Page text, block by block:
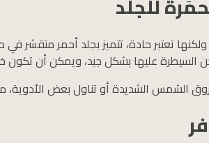
للجلد
ولكنها تعتبر حادة، تتميز بجلد أحمر متقشر
السيطرة عليها بشكل جيد، ويمكن أن تكون
الشمس الشديدة أو تناول بعض الأدوية،